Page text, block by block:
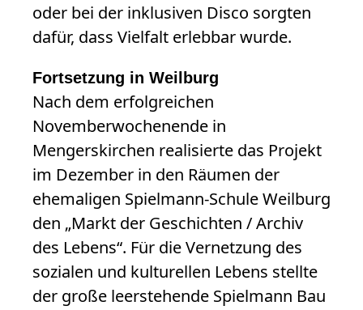
oder bei der inklusiven Disco sorgten
dafür, dass Vielfalt erlebbar wurde.
Fortsetzung in Weilburg
Nach dem erfolgreichen
Novemberwochenende in
Mengerskirchen realisierte das Projekt
im Dezember in den Räumen der
ehemaligen Spielmann-Schule Weilburg
den „Markt der Geschichten / Archiv
des Lebens“. Für die Vernetzung des
sozialen und kulturellen Lebens stellte
der große leerstehende Spielmann Bau